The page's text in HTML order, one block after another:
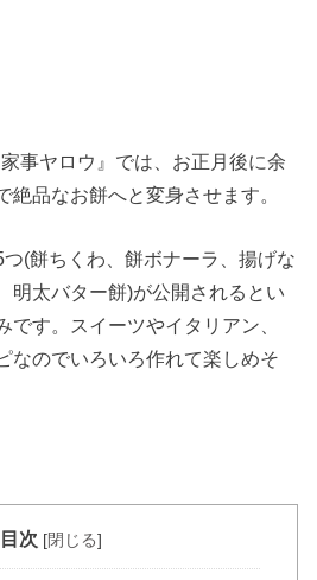
事ヤロウ』では、お正月後に余
絶品なお餅へと変身させます。
(餅ちくわ、餅ボナーラ、揚げな
明太バター餅)が公開されるとい
です。スイーツやイタリアン、
なのでいろいろ作れて楽しめそ
目次 [閉じる]